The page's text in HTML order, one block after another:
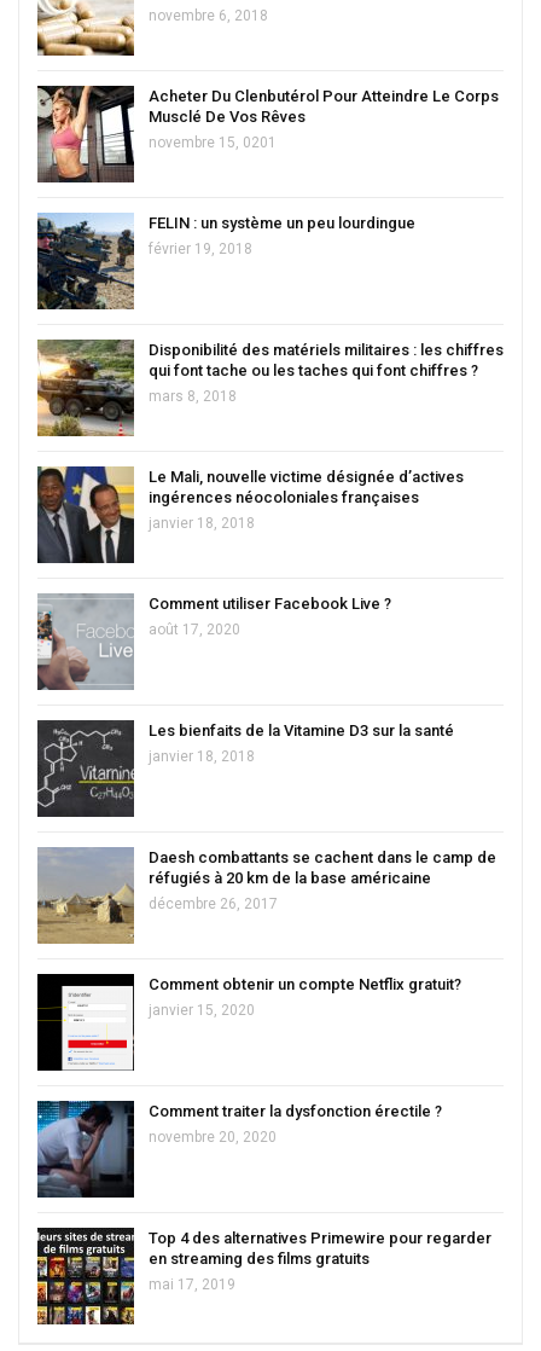
novembre 6, 2018
Acheter Du Clenbutérol Pour Atteindre Le Corps
Musclé De Vos Rêves
novembre 15, 0201
FELIN : un système un peu lourdingue
février 19, 2018
Disponibilité des matériels militaires : les chiffres
qui font tache ou les taches qui font chiffres ?
mars 8, 2018
Le Mali, nouvelle victime désignée d’actives
ingérences néocoloniales françaises
janvier 18, 2018
Comment utiliser Facebook Live ?
août 17, 2020
Les bienfaits de la Vitamine D3 sur la santé
janvier 18, 2018
Daesh combattants se cachent dans le camp de
réfugiés à 20 km de la base américaine
décembre 26, 2017
Comment obtenir un compte Netflix gratuit?
janvier 15, 2020
Comment traiter la dysfonction érectile ?
novembre 20, 2020
Top 4 des alternatives Primewire pour regarder
en streaming des films gratuits
mai 17, 2019